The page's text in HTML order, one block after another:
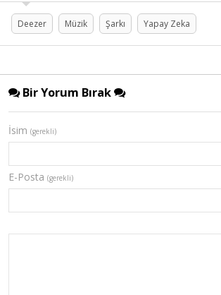
Deezer Müzik Şarkı Yapay Zeka
Bir Yorum Bırak
İsim (gerekli)
E-Posta (gerekli)